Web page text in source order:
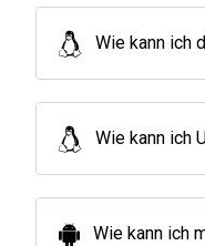
Wie kann ich
Wie kann ich
Wie kann ich